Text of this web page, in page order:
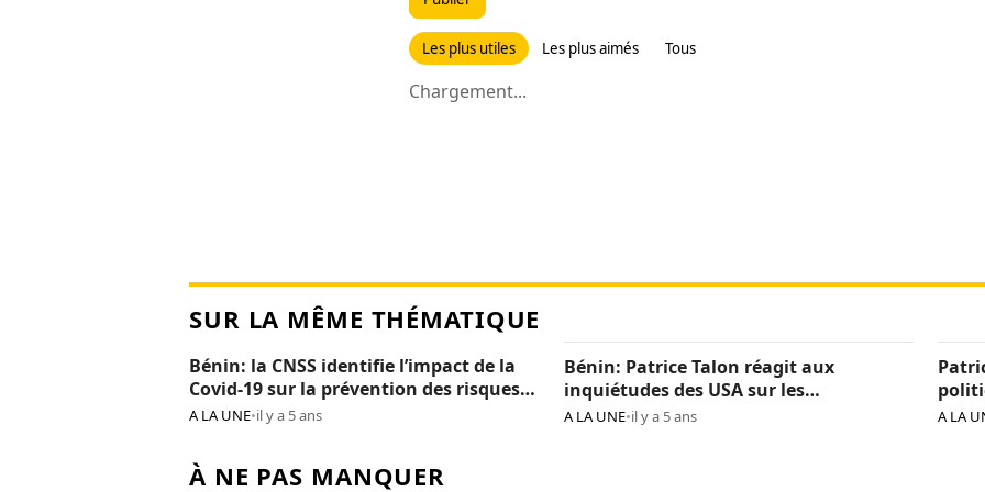
Les plus utiles Les plus aimés Tous
Chargement...
SUR LA MÊME THÉMATIQUE
Bénin: la CNSS identifie l’impact de la
Covid-19 sur la prévention des risques
professionnels
A LA UNE•il y a 5 ans
Bénin: Patrice Talon réagit aux
inquiétudes des USA sur les
« arrestations d’opposants »
A LA UNE•il y a 5 ans A LA
À NE PAS MANQUER